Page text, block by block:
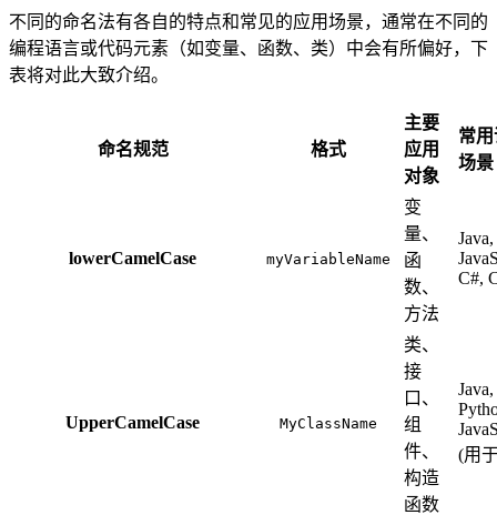
不同的命名法有各自的特点和常见的应用场景，通常在不同的
编程语言或代码元素（如变量、函数、类）中会有所偏好，下
表将对此大致介绍。
命名规范 格式
主要
应用
对象
常
场景
lowerCamelCase myVariableName
变
量、
函
数、
方法
Java,
C#,
UpperCamelCase MyClassName
类、
接
口、
组
件、
构造
函数
(用